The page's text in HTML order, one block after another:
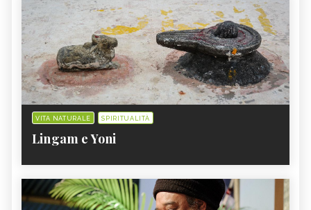
VITA NATURALE SPIRITUALITÀ
Lingam e Yoni